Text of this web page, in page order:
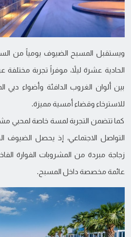
ويستقبل المسبح الضيوف يومياً من
الحادية عشرة ليلاً، موفراً تجربة مختلفة
بين ألوان الغروب الدافئة وأضواء دبي
للاسترخاء وقضاء أمسية مميزة.
كما تتضمن التجربة لمسة خاصة لمحبي
التواصل الاجتماعي، إذ يحصل
زجاجة مبردة من المشروبات الفوارة
عائمة مخصصة داخل المسبح.